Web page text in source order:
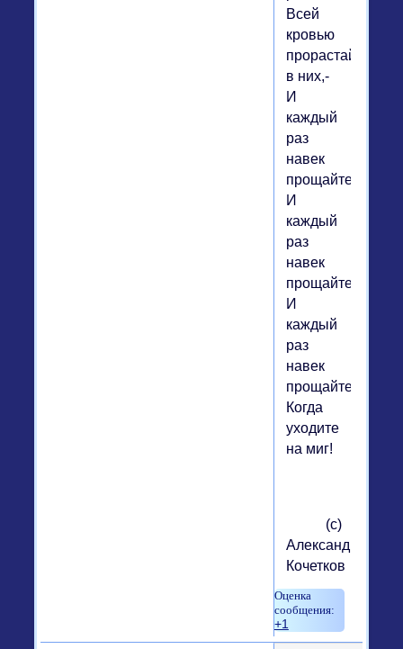
Всей
кровью
прорастайте
в них,-
И
каждый
раз
навек
прощайтесь!
И
каждый
раз
навек
прощайтесь!
И
каждый
раз
навек
прощайтесь!
Когда
уходите
на миг!
(с)
Александр
Кочетков
+1